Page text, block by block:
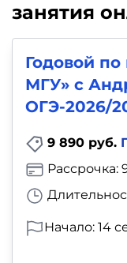
занятия
Годовой по
МГУ» с
ОГЭ-2026/
9 890 руб.
Рассрочка:
Начало: 14